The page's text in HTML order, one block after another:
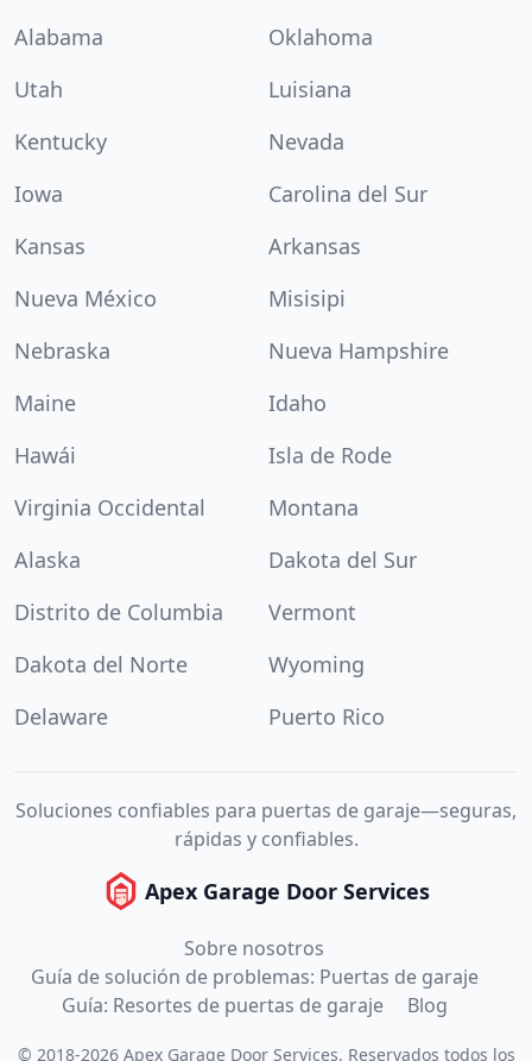
Alabama
Oklahoma
Utah
Luisiana
Kentucky
Nevada
Iowa
Carolina del Sur
Kansas
Arkansas
Nueva México
Misisipi
Nebraska
Nueva Hampshire
Maine
Idaho
Hawái
Isla de Rode
Virginia Occidental
Montana
Alaska
Dakota del Sur
Distrito de Columbia
Vermont
Dakota del Norte
Wyoming
Delaware
Puerto Rico
Soluciones confiables para puertas de garaje—seguras,
rápidas y confiables.
Apex Garage Door Services
Sobre nosotros
Guía de solución de problemas: Puertas de garaje
Guía: Resortes de puertas de garaje
Blog
© 2018-2026 Apex Garage Door Services. Reservados todos los